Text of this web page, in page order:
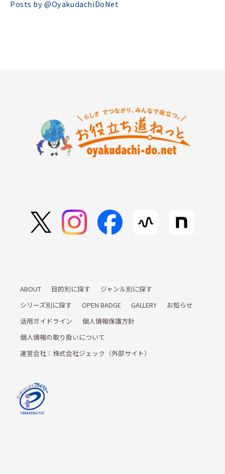
Posts by @OyakudachiDoNet
ABOUT 目的別に探す
ジャンル別に探す
シリーズ別に探す
OPEN BADGE GALLERY
お知らせ
活用ガイドライン
個人情報保護方針
個人情報の取り扱いについて
運営会社：株式会社ジェック（外部サイト）